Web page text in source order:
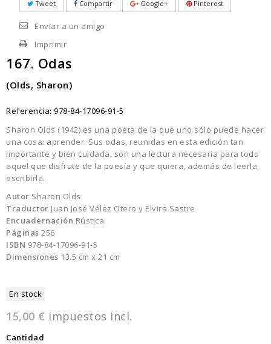
Tweet Compartir Google+ Pinterest
Enviar a un amigo
Imprimir
167. Odas
(Olds, Sharon)
Referencia: 978-84-17096-91-5
Sharon Olds (1942) es una poeta de la que uno sólo puede hacer
una cosa: aprender. Sus odas, reunidas en esta edición tan
importante y bien cuidada, son una lectura necesaria para todo
aquel que disfrute de la poesía y que quiera, además de leerla,
escribirla.
Autor Sharon Olds
Traductor Juan José Vélez Otero y Elvira Sastre
Encuadernación Rústica
Páginas 256
ISBN 978-84-17096-91-5
Dimensiones 13.5 cm x 21 cm
En stock
15,00 € impuestos incl.
Cantidad